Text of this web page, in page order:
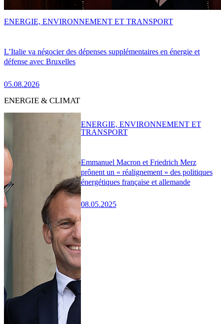
L’Italie va négocier des dépenses supplémentaires en énergie et
défense avec Bruxelles
05.08.2026
ENERGIE, ENVIRONNEMENT ET TRANSPORT
ENERGIE & CLIMAT
Emmanuel Macron et Friedrich Merz
prônent un « réalignement » des politiques
énergétiques française et allemande
08.05.2025
ENERGIE, ENVIRONNEMENT ET
TRANSPORT